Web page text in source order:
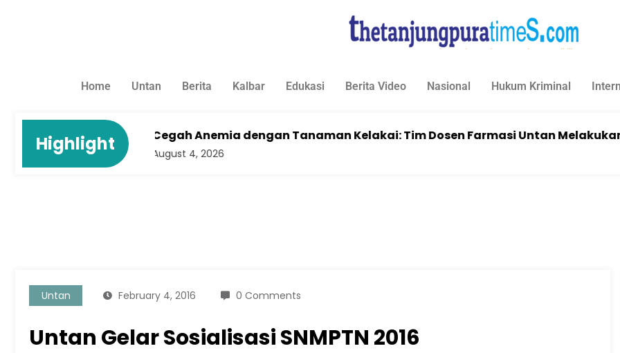
Home Untan Berita Kalbar Edukasi Berita Video Nasional Hukum Kriminal
Highlight
Era Digital Cegah Anemia dengan Tanaman Kelakai: Tim Dosen Farmasi Untan Melakukan
August 4, 2026
Untan February 4, 2016 0 Comments
Untan Gelar Sosialisasi SNMPTN 2016